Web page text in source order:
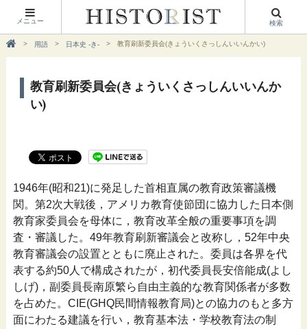
メニュー 検索
用語 日本史 -き- 教育刷新委員会(きょういくさっしんいいんかい)
教育刷新委員会(きょういくさっしんいいんか
い)
1946年(昭和21)に発足した首相直属の教育政策審議機
関。第2次大戦後，アメリカ教育使節団に協力した日本側
教育家委員会を母体に，教育改革全般の重要事項を調
査・審議した。49年教育刷新審議会と改称し，52年中央
教育審議会の設置とともに廃止された。委員は各界を代
表する約50人で構成されたが，初代委員長安倍能成(よし
しげ)，副委員長南原繁ら自由主義的な教育関係者が多数
を占めた。CIE(GHQ民間情報教育局)との協力のもと多方
面にわたる建議を行い，教育基本法・学校教育法の制